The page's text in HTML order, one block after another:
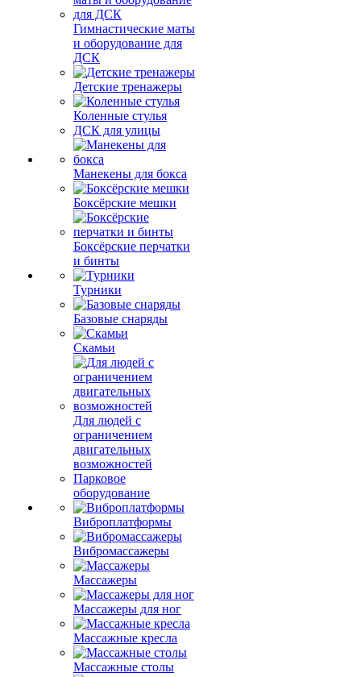
Гимнастические маты
и оборудование для
ДСК
Детские тренажеры
Коленные стулья
ДСК для улицы
Манекены для бокса
Боксёрские мешки
Боксёрские перчатки
и бинты
Турники
Базовые снаряды
Скамьи
Для людей с
ограничением
двигательных
возможностей
Парковое
оборудование
Виброплатформы
Вибромассажеры
Массажеры
Массажеры для ног
Массажные кресла
Массажные столы